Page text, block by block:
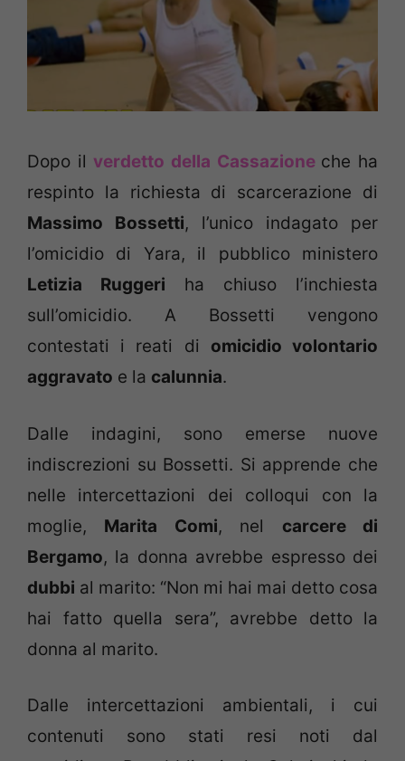
Dopo il verdetto della Cassazione che ha
respinto la richiesta di scarcerazione di
Massimo Bossetti, l’unico indagato per
l’omicidio di Yara, il pubblico ministero
Letizia Ruggeri ha chiuso l’inchiesta
sull’omicidio. A Bossetti vengono
contestati i reati di omicidio volontario
aggravato e la calunnia.
Dalle indagini, sono emerse nuove
indiscrezioni su Bossetti. Si apprende che
nelle intercettazioni dei colloqui con la
moglie, Marita Comi, nel carcere di
Bergamo, la donna avrebbe espresso dei
dubbi al marito: “Non mi hai mai detto cosa
hai fatto quella sera”, avrebbe detto la
donna al marito.
Dalle intercettazioni ambientali, i cui
contenuti sono stati resi noti dal